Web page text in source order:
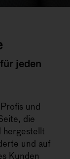
jeden
Profis und
die
hergestellt
und auf
Kunden